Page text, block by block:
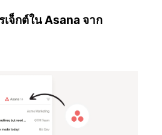
จ็กต์ใน Asana จาก